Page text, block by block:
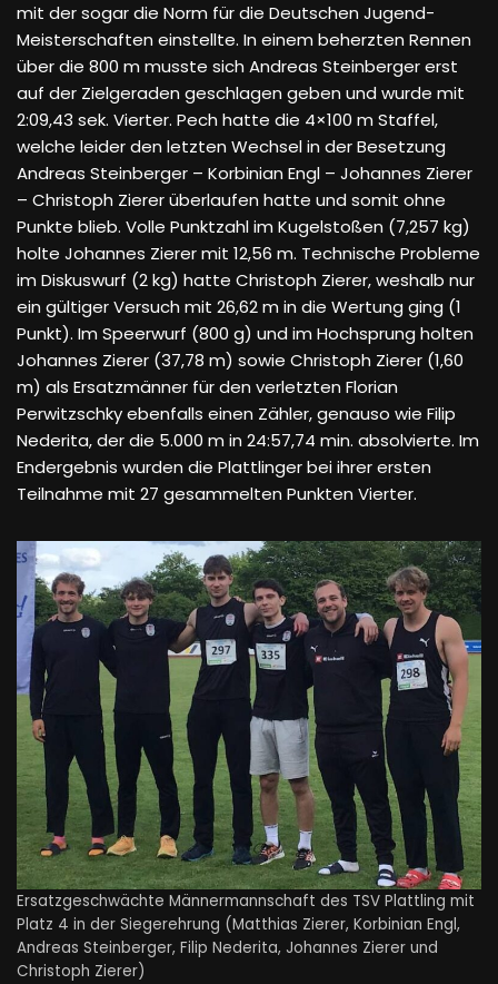
mit der sogar die Norm für die Deutschen Jugend-
Meisterschaften einstellte. In einem beherzten Rennen
über die 800 m musste sich Andreas Steinberger erst
auf der Zielgeraden geschlagen geben und wurde mit
2:09,43 sek. Vierter. Pech hatte die 4×100 m Staffel,
welche leider den letzten Wechsel in der Besetzung
Andreas Steinberger – Korbinian Engl – Johannes Zierer
– Christoph Zierer überlaufen hatte und somit ohne
Punkte blieb. Volle Punktzahl im Kugelstoßen (7,257 kg)
holte Johannes Zierer mit 12,56 m. Technische Probleme
im Diskuswurf (2 kg) hatte Christoph Zierer, weshalb nur
ein gültiger Versuch mit 26,62 m in die Wertung ging (1
Punkt). Im Speerwurf (800 g) und im Hochsprung holten
Johannes Zierer (37,78 m) sowie Christoph Zierer (1,60
m) als Ersatzmänner für den verletzten Florian
Perwitzschky ebenfalls einen Zähler, genauso wie Filip
Nederita, der die 5.000 m in 24:57,74 min. absolvierte. Im
Endergebnis wurden die Plattlinger bei ihrer ersten
Teilnahme mit 27 gesammelten Punkten Vierter.
Ersatzgeschwächte Männermannschaft des TSV Plattling mit
Platz 4 in der Siegerehrung (Matthias Zierer, Korbinian Engl,
Andreas Steinberger, Filip Nederita, Johannes Zierer und
Christoph Zierer)